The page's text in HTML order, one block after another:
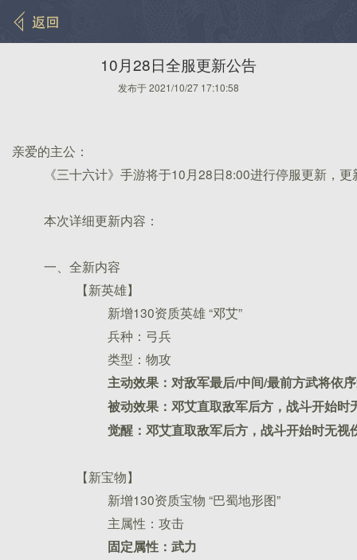
10月28日全服更新公告
发布于 2021/10/27 17:10:58
亲爱的主公：
《三十六计》手游将于10月28日8:00进行停服更新，
本次详细更新内容：
一、全新内容
【新英雄】
新增130资质英雄 “邓艾”
兵种：弓兵
类型：物攻
主动效果： 对敌军最后/中间/最前方武将依
被动效果： 邓艾直取敌军后方，战斗开始时
觉醒： 邓艾直取敌军后方，战斗开始时无视
【新宝物】
新增130资质宝物 “巴蜀地形图”
主属性：攻击
固定属性： 武力